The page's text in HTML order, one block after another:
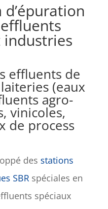
industries
effluents de
(eaux
agro-
vinicoles,
de process
des stations
SBR spéciales en
spéciaux